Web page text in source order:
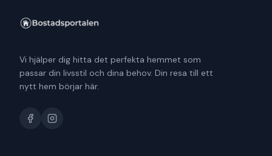
Vi hjälper dig hitta det perfekta hemmet som
passar din livsstil och dina behov. Din resa till ett
nytt hem börjar här.